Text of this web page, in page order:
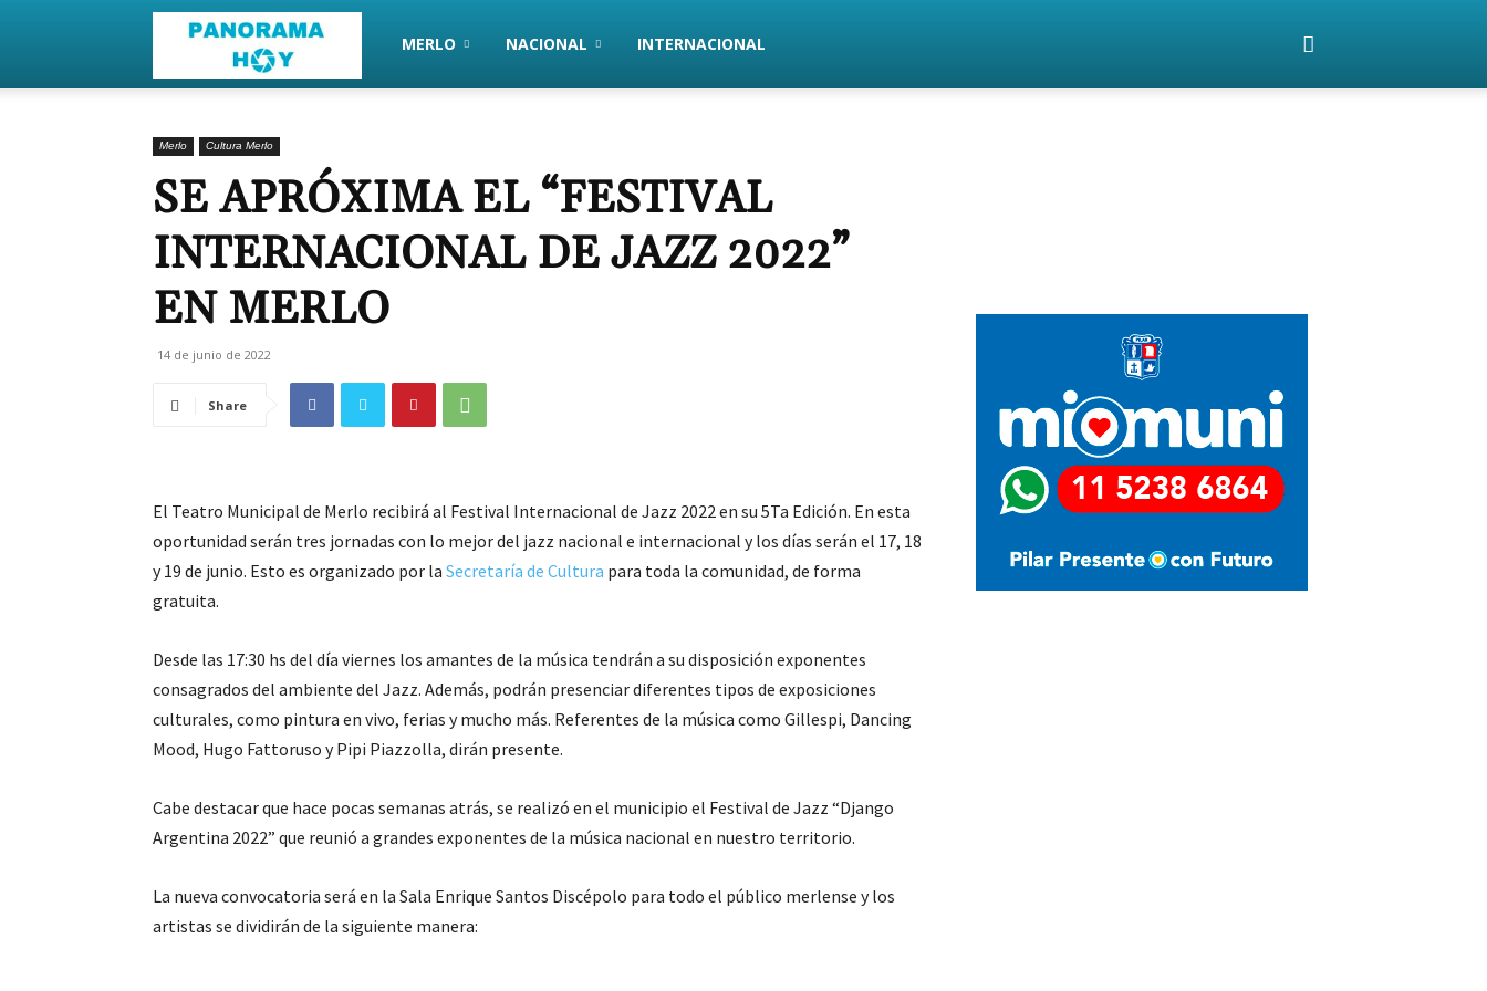
PanoramaHoy
MERLO NACIONAL INTERNACIONAL
Merlo Cultura Merlo
SE APRÓXIMA EL “FESTIVAL
INTERNACIONAL DE JAZZ 2022”
EN MERLO
14 de junio de 2022
Share
El Teatro Municipal de Merlo recibirá al Festival Internacional de Jazz 2022 en su 5Ta Edición. En esta
oportunidad serán tres jornadas con lo mejor del jazz nacional e internacional y los días serán el 17, 18
y 19 de junio. Esto es organizado por la Secretaría de Cultura para toda la comunidad, de forma
gratuita.
Desde las 17:30 hs del día viernes los amantes de la música tendrán a su disposición exponentes
consagrados del ambiente del Jazz. Además, podrán presenciar diferentes tipos de exposiciones
culturales, como pintura en vivo, ferias y mucho más. Referentes de la música como Gillespi, Dancing
Mood, Hugo Fattoruso y Pipi Piazzolla, dirán presente.
Cabe destacar que hace pocas semanas atrás, se realizó en el municipio el Festival de Jazz “Django
Argentina 2022” que reunió a grandes exponentes de la música nacional en nuestro territorio.
La nueva convocatoria será en la Sala Enrique Santos Discépolo para todo el público merlense y los
artistas se dividirán de la siguiente manera: